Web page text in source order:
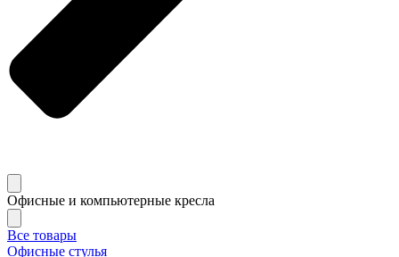
Офисные и компьютерные кресла
Все товары
Офисные стулья